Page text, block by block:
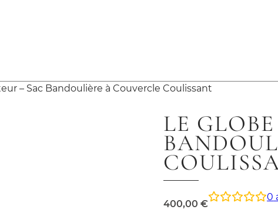
– Sac Bandoulière à Couvercle Coulissant
LE
400,00€
0